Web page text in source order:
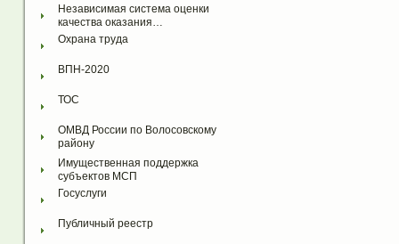
Независимая система оценки
качества оказания…
Охрана труда
ВПН-2020
ТОС
ОМВД России по Волосовскому
району
Имущественная поддержка
субъектов МСП
Госуслуги
Публичный реестр